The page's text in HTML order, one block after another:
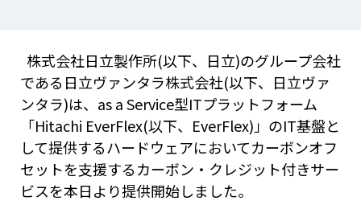
株式会社日立製作所(以下、日立)のグループ会社
である日立ヴァンタラ株式会社(以下、日立ヴァ
ンタラ)は、as a Service型ITプラットフォーム
「Hitachi EverFlex(以下、EverFlex)」のIT基盤と
して提供するハードウェアにおいてカーボンオフ
セットを支援するカーボン・クレジット付きサー
ビスを本日より提供開始しました。